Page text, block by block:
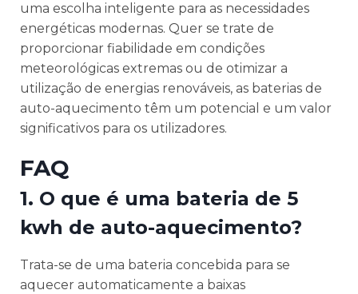
uma escolha inteligente para as necessidades
energéticas modernas. Quer se trate de
proporcionar fiabilidade em condições
meteorológicas extremas ou de otimizar a
utilização de energias renováveis, as baterias de
auto-aquecimento têm um potencial e um valor
significativos para os utilizadores.
FAQ
1. O que é uma bateria de 5
kwh de auto-aquecimento?
Trata-se de uma bateria concebida para se
aquecer automaticamente a baixas